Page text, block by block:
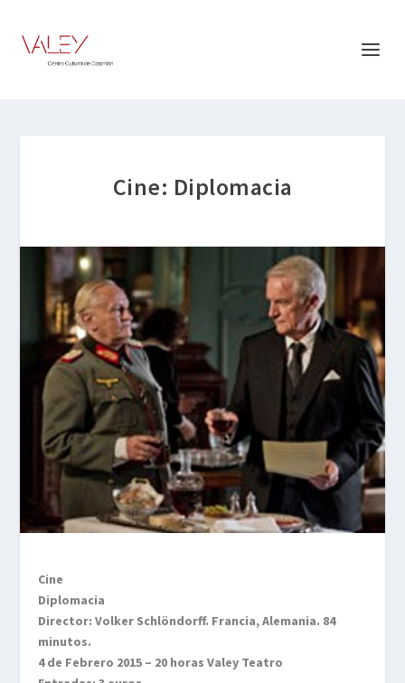
Cine: Diplomacia
Cine
Diplomacia
Director: Volker Schlöndorff. Francia, Alemania. 84
minutos.
4 de Febrero 2015 – 20 horas Valey Teatro